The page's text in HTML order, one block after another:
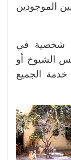
الموجودين
شخصية في
الشيوخ أو
الجميع